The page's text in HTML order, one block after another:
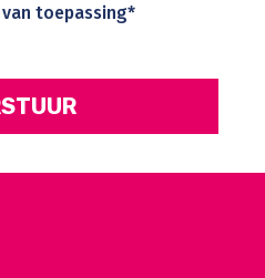
toepassing*